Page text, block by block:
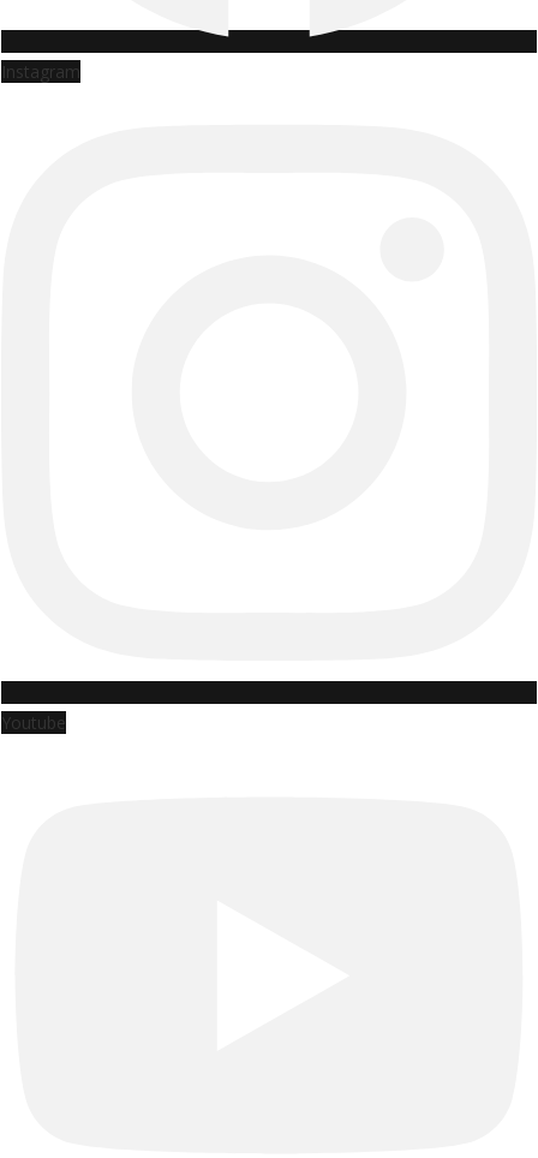
Instagram
Youtube